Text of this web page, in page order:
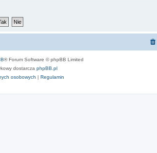
® Forum Software © phpBB Limited
dostarcza phpBB.pl
osobowych | Regulamin